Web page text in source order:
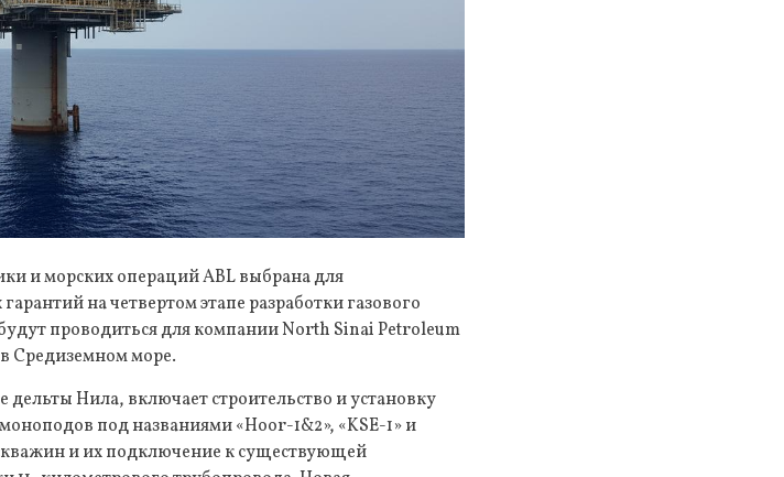
и морских операций ABL выбрана для
на четвертом этапе разработки газового
проводиться для компании North Sinai Petroleum
в Средиземном море.
Нила, включает строительство и установку
под названиями «Hoor-1&2», «KSE-1» и
и их подключение к существующей